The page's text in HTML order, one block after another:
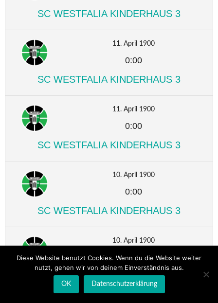
SC WESTFALIA KINDERHAUS 3
11. April 1900
0:00
SC WESTFALIA KINDERHAUS 3
11. April 1900
0:00
SC WESTFALIA KINDERHAUS 3
10. April 1900
0:00
SC WESTFALIA KINDERHAUS 3
10. April 1900
0:00
SC WESTFALIA KINDERHAUS 3
Diese Website benutzt Cookies. Wenn du die Website weiter
nutzt, gehen wir von deinem Einverständnis aus.
OK Datenschutzerklärung